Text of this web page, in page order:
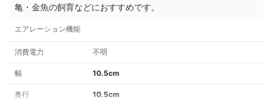
亀・金魚の飼育などにおすすめです。
エアレーション機能
消費電力 不明
幅 10.5cm
奥行 10.5cm